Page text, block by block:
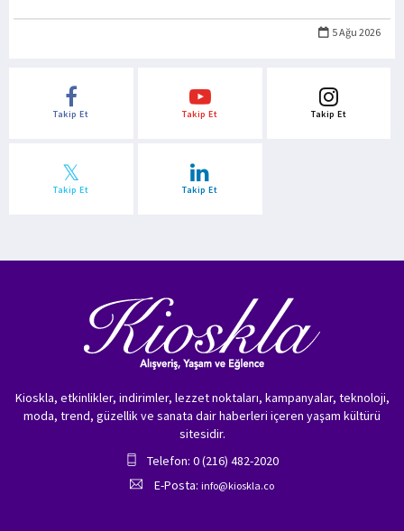
5 Ağu 2026
Takip Et Takip Et Takip Et
Takip Et Takip Et
Kioskla, etkinlikler, indirimler, lezzet noktaları, kampanyalar, teknoloji,
moda, trend, güzellik ve sanata dair haberleri içeren yaşam kültürü
sitesidir.
Telefon: 0 (216) 482-2020
E-Posta: info@kioskla.co